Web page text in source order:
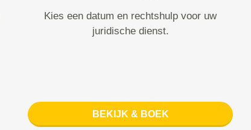
Kies een datum en rechtshulp voor uw
juridische dienst.
BEKIJK & BOEK